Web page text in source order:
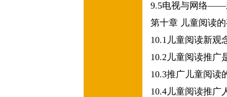
9.5电视与网络——
第十章 儿童阅读
10.1 儿童阅读新
10.2 儿童阅读推广
10.3推广儿童阅读
10.4儿童阅读推广